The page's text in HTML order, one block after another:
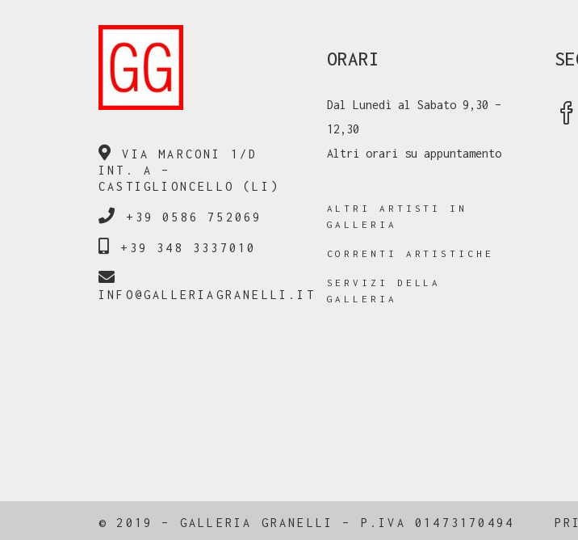
VIA MARCONI 1/D
INT. A –
CASTIGLIONCELLO (LI)
+39 0586 752069
+39 348 3337010
INFO@GALLERIAGRANELLI.IT
ORARI
Dal Lunedì al Sabato 9,30 –
12,30
Altri orari su appuntamento
ALTRI ARTISTI IN
GALLERIA
CORRENTI ARTISTICHE
SERVIZI DELLA
GALLERIA
© 2019 – GALLERIA GRANELLI – P.IVA 01473170494